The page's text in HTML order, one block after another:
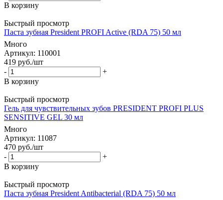
В корзину
Быстрый просмотр
Паста зубная President PROFI Active (RDA 75) 50 мл
Много
Артикул: 110001
419 руб./шт
-
+
В корзину
Быстрый просмотр
Гель для чувствительных зубов PRESIDENT PROFI PLUS
SENSITIVE GEL 30 мл
Много
Артикул: 11087
470 руб./шт
-
+
В корзину
Быстрый просмотр
Паста зубная President Antibacterial (RDA 75) 50 мл